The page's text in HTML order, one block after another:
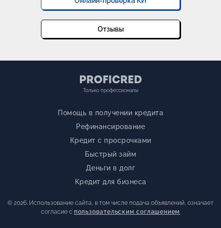
Отзывы
Только профессионалы
Помощь в получении кредита
Рефинансирование
Кредит с просрочками
Быстрый займ
Деньги в долг
Кредит для бизнеса
© 2026. Использование сайта, в том числе подача объявлений, означает
согласие с пользовательским соглашением